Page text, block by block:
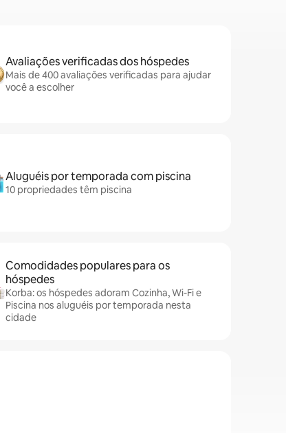
Avaliações verificadas dos hóspedes
Mais de 400 avaliações verificadas para ajudar
você a escolher
Aluguéis por temporada com piscina
10 propriedades têm piscina
Comodidades populares para os
hóspedes
Korba: os hóspedes adoram Cozinha, Wi-Fi e
Piscina nos aluguéis por temporada nesta
cidade